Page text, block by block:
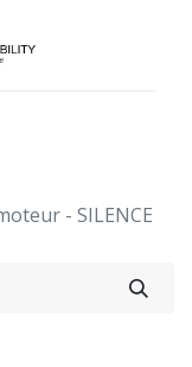
- SILENCE